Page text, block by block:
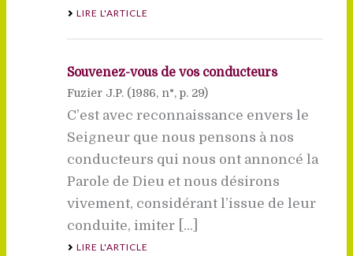
LIRE L'ARTICLE
Souvenez-vous de vos conducteurs
Fuzier J.P. (1986, n°, p. 29)
C’est avec reconnaissance envers le
Seigneur que nous pensons à nos
conducteurs qui nous ont annoncé la
Parole de Dieu et nous désirons
vivement, considérant l’issue de leur
conduite, imiter [...]
LIRE L'ARTICLE